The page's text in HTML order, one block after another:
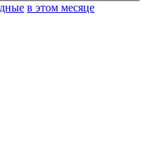
в этом месяце